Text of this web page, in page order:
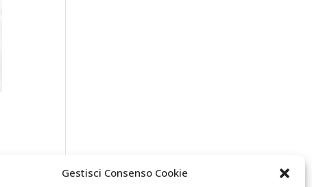
Gestisci Consenso Cookie